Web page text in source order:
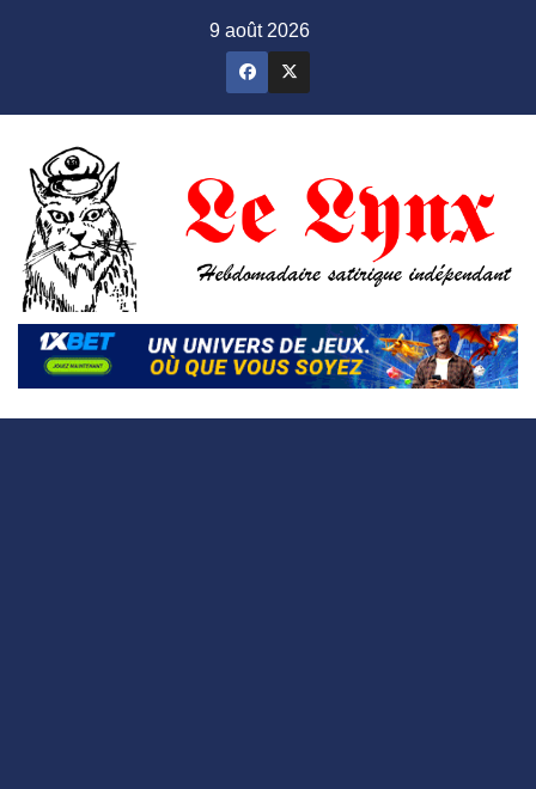
9 août 2026